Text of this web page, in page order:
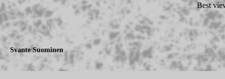
Best
Svante Suominen